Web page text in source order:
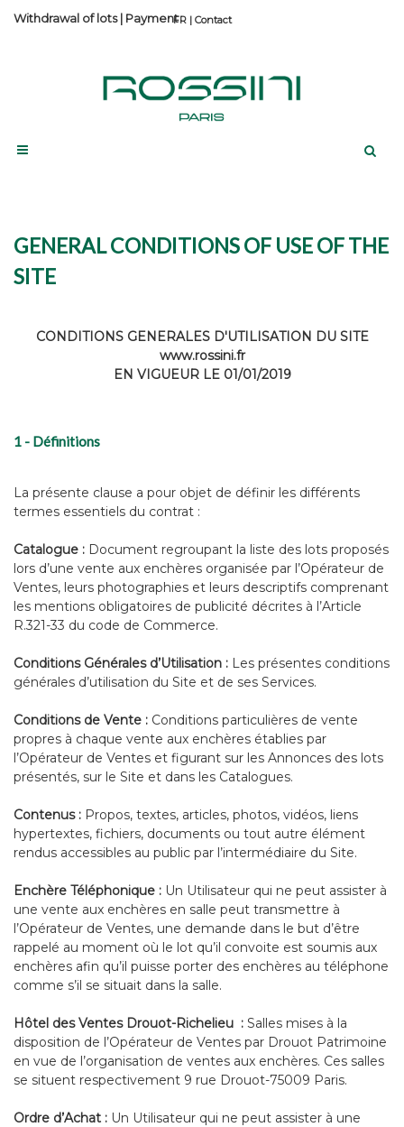
Contact
Withdrawal of lots| Payment
GENERAL CONDITIONS OF USE OF THE
SITE
CONDITIONS GENERALES D'UTILISATION DU SITE
www.rossini.fr
EN VIGUEUR LE 01/01/2019
1 - Définitions
La présente clause a pour objet de définir les différents
termes essentiels du contrat :
Catalogue : Document regroupant la liste des lots proposés
lors d’une vente aux enchères organisée par l’Opérateur de
Ventes, leurs photographies et leurs descriptifs comprenant
les mentions obligatoires de publicité décrites à l’Article
R.321-33 du code de Commerce.
Conditions Générales d’Utilisation : Les présentes conditions
générales d’utilisation du Site et de ses Services.
Conditions de Vente : Conditions particulières de vente
propres à chaque vente aux enchères établies par
l’Opérateur de Ventes et figurant sur les Annonces des lots
présentés, sur le Site et dans les Catalogues.
Contenus : Propos, textes, articles, photos, vidéos, liens
hypertextes, fichiers, documents ou tout autre élément
rendus accessibles au public par l’intermédiaire du Site.
Enchère Téléphonique : Un Utilisateur qui ne peut assister à
une vente aux enchères en salle peut transmettre à
l’Opérateur de Ventes, une demande dans le but d’être
rappelé au moment où le lot qu’il convoite est soumis aux
enchères afin qu’il puisse porter des enchères au téléphone
comme s’il se situait dans la salle.
Hôtel des Ventes Drouot-Richelieu : Salles mises à la
disposition de l’Opérateur de Ventes par Drouot Patrimoine
en vue de l’organisation de ventes aux enchères. Ces salles
se situent respectivement 9 rue Drouot-75009 Paris.
Ordre d’Achat : Un Utilisateur qui ne peut assister à une